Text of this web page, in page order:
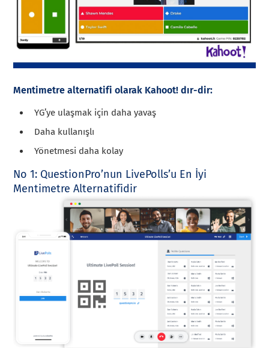
Mentimetre alternatifi olarak Kahoot! dır-dir:
YG’ye ulaşmak için daha yavaş
Daha kullanışlı
Yönetmesi daha kolay
No 1: QuestionPro’nun LivePolls’u En İyi
Mentimetre Alternatifidir